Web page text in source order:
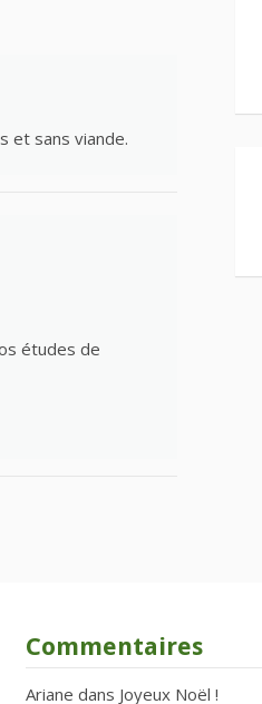
et sans viande.
études de
Commentaires
Ariane dans Joyeux Noël !